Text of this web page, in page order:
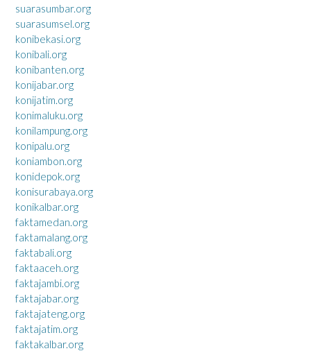
suarasumbar.org
suarasumsel.org
konibekasi.org
konibali.org
konibanten.org
konijabar.org
konijatim.org
konimaluku.org
konilampung.org
konipalu.org
koniambon.org
konidepok.org
konisurabaya.org
konikalbar.org
faktamedan.org
faktamalang.org
faktabali.org
faktaaceh.org
faktajambi.org
faktajabar.org
faktajateng.org
faktajatim.org
faktakalbar.org